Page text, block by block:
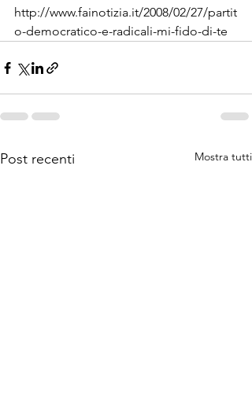
http://www.fainotizia.it/2008/02/27/partit
o-democratico-e-radicali-mi-fido-di-te
Post recenti Mostra tutti